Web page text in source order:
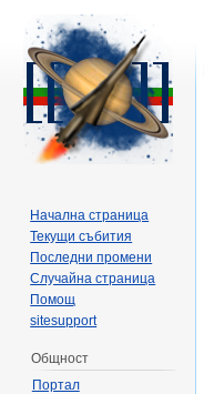
Начална страница
Текущи събития
Последни промени
Случайна страница
Помощ
sitesupport
Общност
Портал